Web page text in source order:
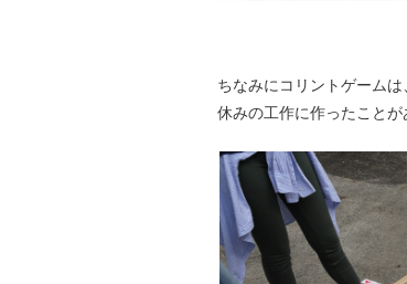
ちなみにコリントゲーム
休みの工作に作ったことが